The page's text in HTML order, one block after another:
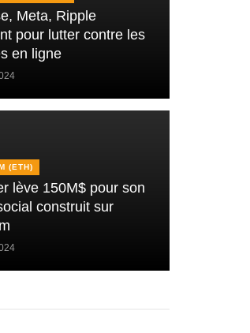
Meta, Ripple
pour lutter contre les
en ligne
(ETH)
lève 150M$ pour son
construit sur